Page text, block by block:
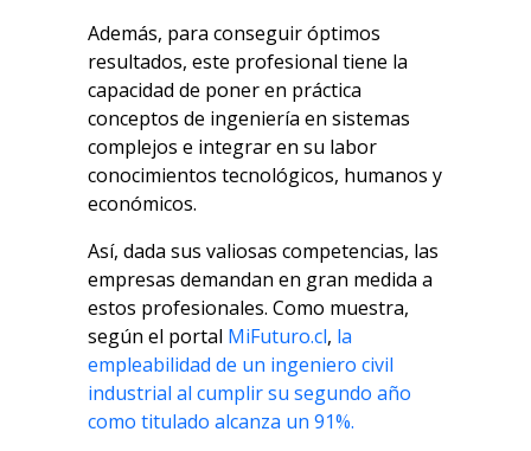
Además, para conseguir óptimos
resultados, este profesional tiene la
capacidad de poner en práctica
conceptos de ingeniería en sistemas
complejos e integrar en su labor
conocimientos tecnológicos, humanos y
económicos.
Así, dada sus valiosas competencias, las
empresas demandan en gran medida a
estos profesionales. Como muestra,
según el portal MiFuturo.cl, la
empleabilidad de un ingeniero civil
industrial al cumplir su segundo año
como titulado alcanza un 91%.